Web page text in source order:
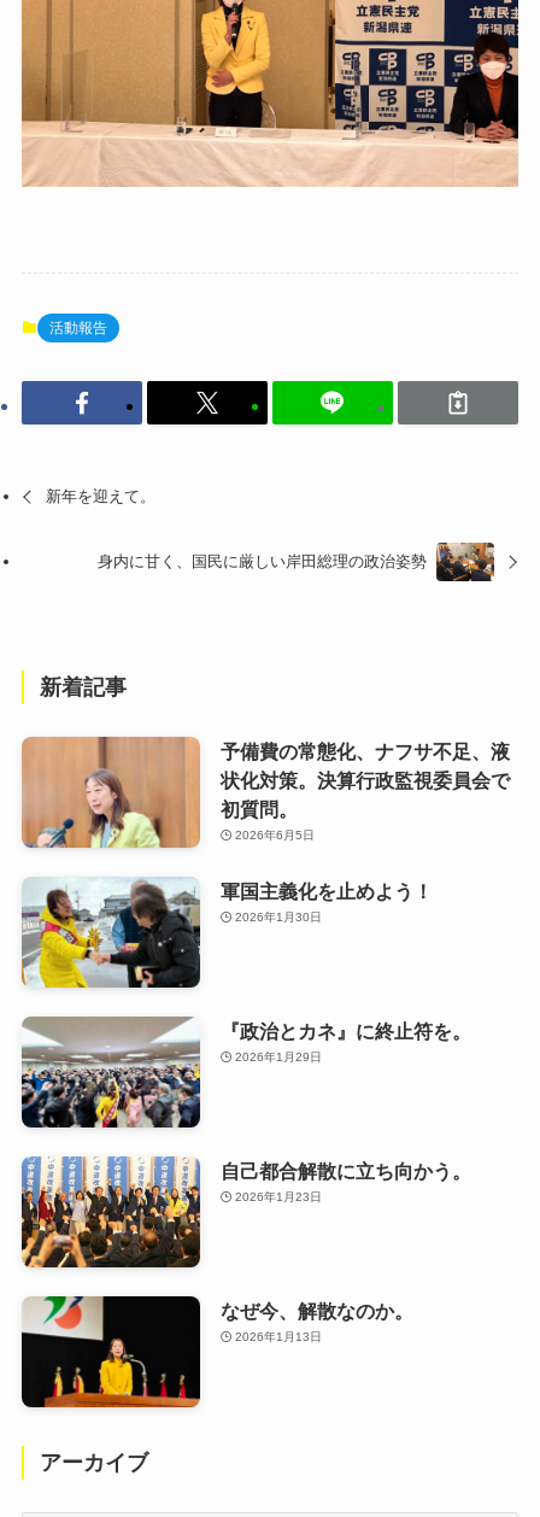
活動報告
新年を迎えて。
身内に甘く、国民に厳しい岸田総理の政治姿勢
新着記事
予備費の常態化、ナフサ不足、液
状化対策。決算行政監視委員会で
初質問。
2026年6月5日
軍国主義化を止めよう！
2026年1月30日
『政治とカネ』に終止符を。
2026年1月29日
自己都合解散に立ち向かう。
2026年1月23日
なぜ今、解散なのか。
2026年1月13日
アーカイブ